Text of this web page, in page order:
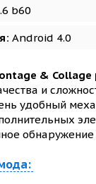
b60
Android 4.0
& Collage
и
удобный